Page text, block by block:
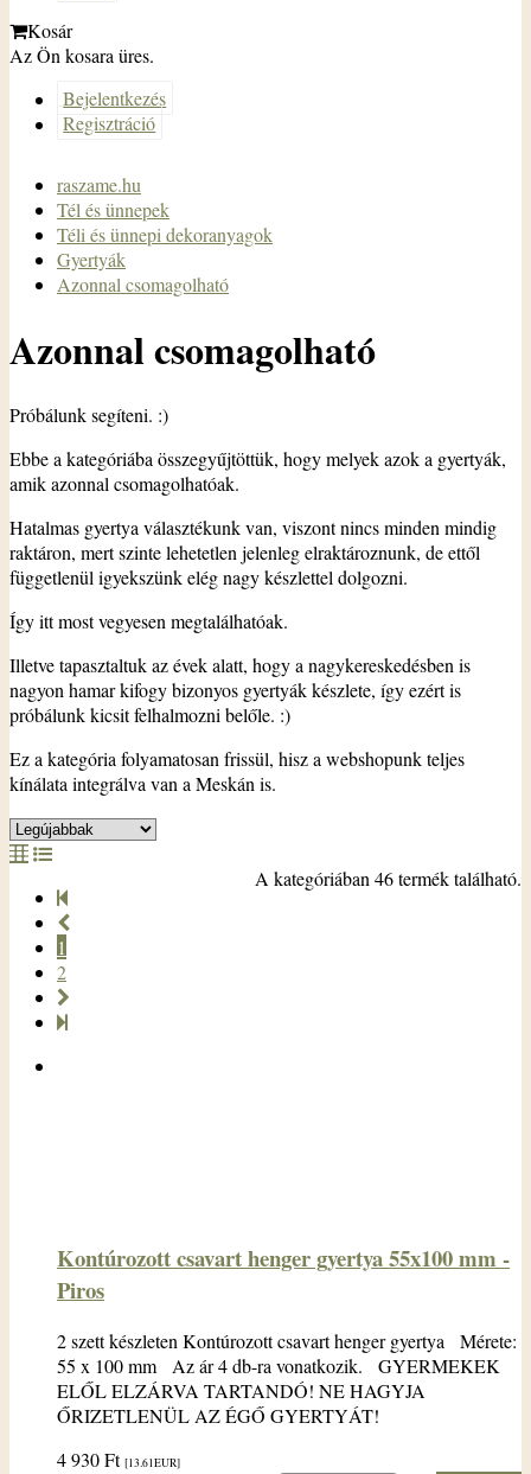
Kosár
Az Ön kosara üres.
Bejelentkezés
Regisztráció
raszame.hu
Tél és ünnepek
Téli és ünnepi dekoranyagok
Gyertyák
Azonnal csomagolható
Azonnal csomagolható
Próbálunk segíteni. :)
Ebbe a kategóriába összegyűjtöttük, hogy melyek azok a gyertyák,
amik azonnal csomagolhatóak.
Hatalmas gyertya választékunk van, viszont nincs minden mindig
raktáron, mert szinte lehetetlen jelenleg elraktároznunk, de ettől
függetlenül igyekszünk elég nagy készlettel dolgozni.
Így itt most vegyesen megtalálhatóak.
Illetve tapasztaltuk az évek alatt, hogy a nagykereskedésben is
nagyon hamar kifogy bizonyos gyertyák készlete, így ezért is
próbálunk kicsit felhalmozni belőle. :)
Ez a kategória folyamatosan frissül, hisz a webshopunk teljes
kínálata integrálva van a Meskán is.
A kategóriában 46 termék található.
1
2
Kontúrozott csavart henger gyertya 55x100 mm -
Piros
2 szett készleten Kontúrozott csavart henger gyertya Mérete:
55 x 100 mm Az ár 4 db-ra vonatkozik. GYERMEKEK
ELŐL ELZÁRVA TARTANDÓ! NE HAGYJA
ŐRIZETLENÜL AZ ÉGŐ GYERTYÁT!
4 930Ft [13.61EUR]